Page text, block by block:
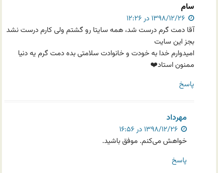
سام
۱۳۹۸/۱۲/۲۶ در ۱۲:۲۶
آقا دمت گرم درست شد، همه سایتا رو گشتم ولی کارم درست نشد
بجز این سایت
امیدوارم خدا به خودت و خانوادت سلامتی بده دمت گرم یه دنیا
ممنون استاد❤️
پاسخ
مهرداد
۱۳۹۸/۱۲/۲۶ در ۱۶:۵۶
خواهش می‌کنم. موفق باشید.
پاسخ